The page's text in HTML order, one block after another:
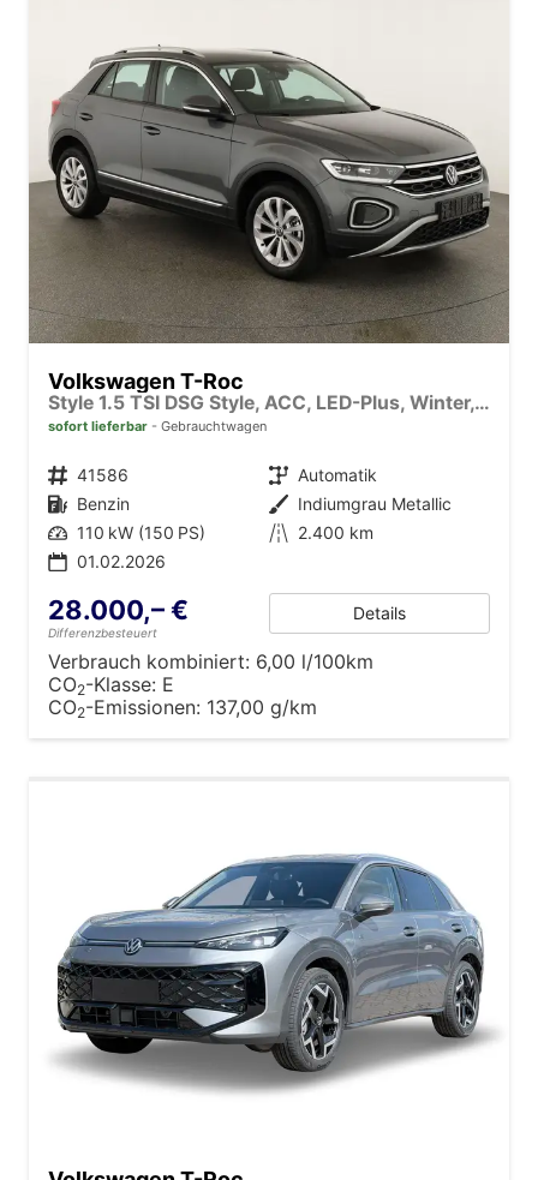
Volkswagen T-Roc
Style 1.5 TSI DSG Style, ACC, LED-Plus, Winter, 17-Zoll
sofort lieferbar Gebrauchtwagen
Fahrzeugnr. 41586 Getriebe Automatik
Kraftstoff Benzin Außenfarbe Indiumgrau Metallic
Leistung 110 kW (150 PS) Kilometerstand 2.400 km
01.02.2026
28.000,– €
Differenzbesteuert
Details
Verbrauch kombiniert: 6,00 l/100km
CO2-Klasse: E
CO2-Emissionen: 137,00 g/km